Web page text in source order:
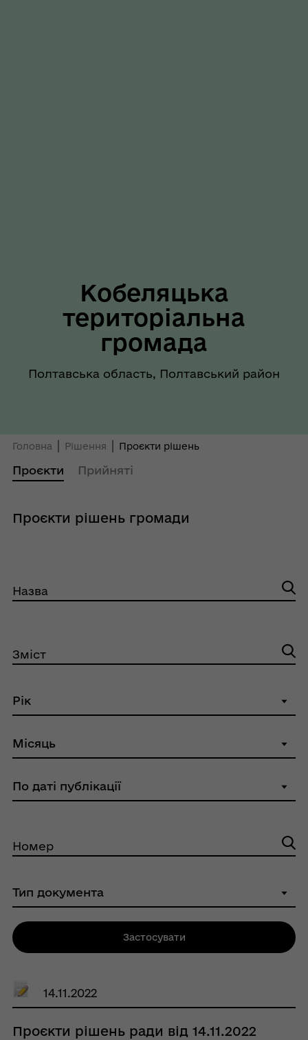
Кобеляцька
територіальна
громада
Полтавська область, Полтавський район
Головна Рішення Проєкти рішень
Проєкти Прийняті
Проєкти рішень громади
14.11.2022
Проєкти рішень ради від 14.11.2022
Назва
Зміст
Номер
Застосувати